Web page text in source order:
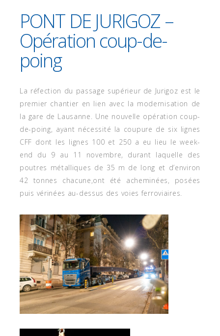
PONT DE JURIGOZ –
Opération coup-de-
poing
La réfection du passage supérieur de Jurigoz est le
premier chantier en lien avec la modernisation de
la gare de Lausanne. Une nouvelle opération coup-
de-poing, ayant nécessité la coupure de six lignes
CFF dont les lignes 100 et 250 a eu lieu le week-
end du 9 au 11 novembre, durant laquelle des
poutres métalliques de 35 m de long et d’environ
42 tonnes chacune,ont été acheminées, posées
puis vérinées au-dessus des voies ferroviaires.